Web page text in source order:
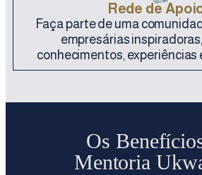
Rede de
Faça parte de uma
empresárias
conhecimentos, experiências
Os
Mentoria